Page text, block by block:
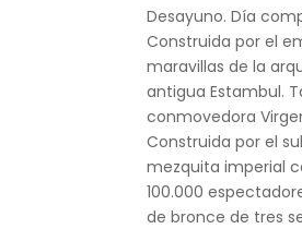
Desayuno. Día
Construida por el
maravillas de la
antigua Estambul.
conmovedora
Construida por el
mezquita imperial
100.000
de bronce de tres